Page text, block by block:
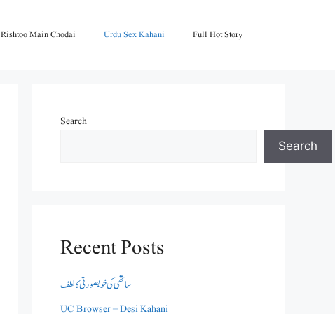
Rishtoo Main Chodai Urdu Sex Kahani Full Hot Story
Search
Search
Recent Posts
ساتھی کی خوبصورتی کا لطف
UC Browser – Desi Kahani